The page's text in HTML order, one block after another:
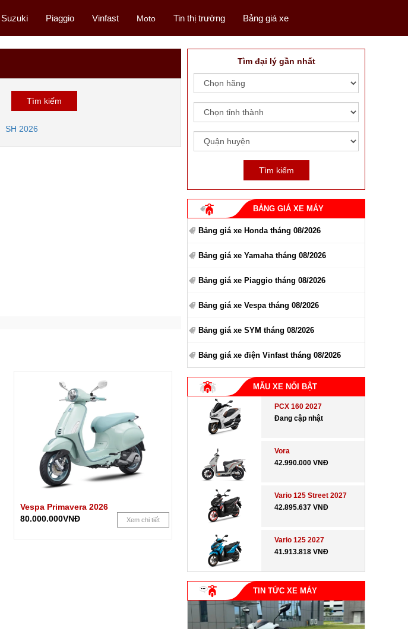
Suzuki Piaggio Vinfast Moto Tin thị trường Bảng giá xe
SH 2026
Vespa Primavera 2026
80.000.000VNĐ
Xem chi tiết
Tìm đại lý gần nhất
BẢNG GIÁ XE MÁY
Bảng giá xe Honda tháng 08/2026
Bảng giá xe Yamaha tháng 08/2026
Bảng giá xe Piaggio tháng 08/2026
Bảng giá xe Vespa tháng 08/2026
Bảng giá xe SYM tháng 08/2026
Bảng giá xe điện Vinfast tháng 08/2026
MẪU XE NỔI BẬT
PCX 160 2027
Đang cập nhật
Vora
42.990.000 VNĐ
Vario 125 Street 2027
42.895.637 VNĐ
Vario 125 2027
41.913.818 VNĐ
TIN TỨC XE MÁY